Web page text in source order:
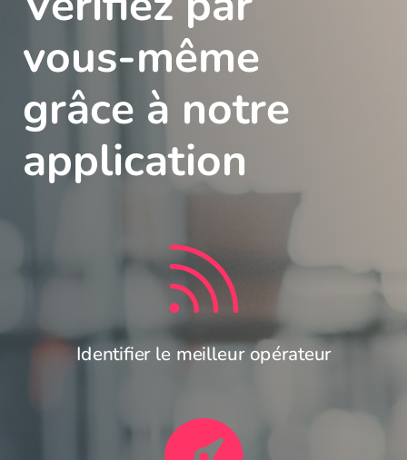
vous-même
grâce à notre
application

Identifier le meilleur opérateur